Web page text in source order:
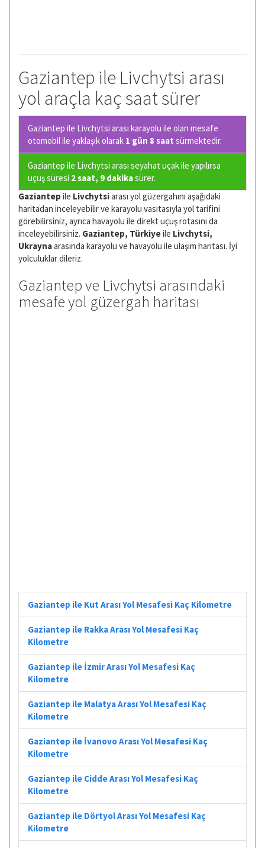
Gaziantep ile Livchytsi arası
yol araçla kaç saat sürer
Gaziantep ile Livchytsi arası karayolu ile olan mesafe
otomobil ile yaklaşık olarak 1 gün 8 saat sürmektedir.
Gaziantep ile Livchytsi arası seyahat uçak ile yapılırsa
uçuş süresi 2 saat, 9 dakikasürer.
Gaziantep ile Livchytsiarası yol güzergahını aşağıdaki
haritadan inceleyebilir ve karayolu vasıtasıyla yol tarifini
görebilirsiniz, ayrıca havayolu ile direkt uçuş rotasını da
inceleyebilirsiniz. Gaziantep, Türkiyeile Livchytsi,
Ukraynaarasında karayolu ve havayolu ile ulaşım harıtası. İyi
yolculuklar dileriz.
Gaziantep ve Livchytsi arasındaki
mesafe yol güzergah haritası
Gaziantep ile Kut Arası Yol Mesafesi Kaç Kilometre
Gaziantep ile Rakka Arası Yol Mesafesi Kaç
Kilometre
Gaziantep ile İzmir Arası Yol Mesafesi Kaç
Kilometre
Gaziantep ile Malatya Arası Yol Mesafesi Kaç
Kilometre
Gaziantep ile İvanovo Arası Yol Mesafesi Kaç
Kilometre
Gaziantep ile Cidde Arası Yol Mesafesi Kaç
Kilometre
Gaziantep ile Dörtyol Arası Yol Mesafesi Kaç
Kilometre